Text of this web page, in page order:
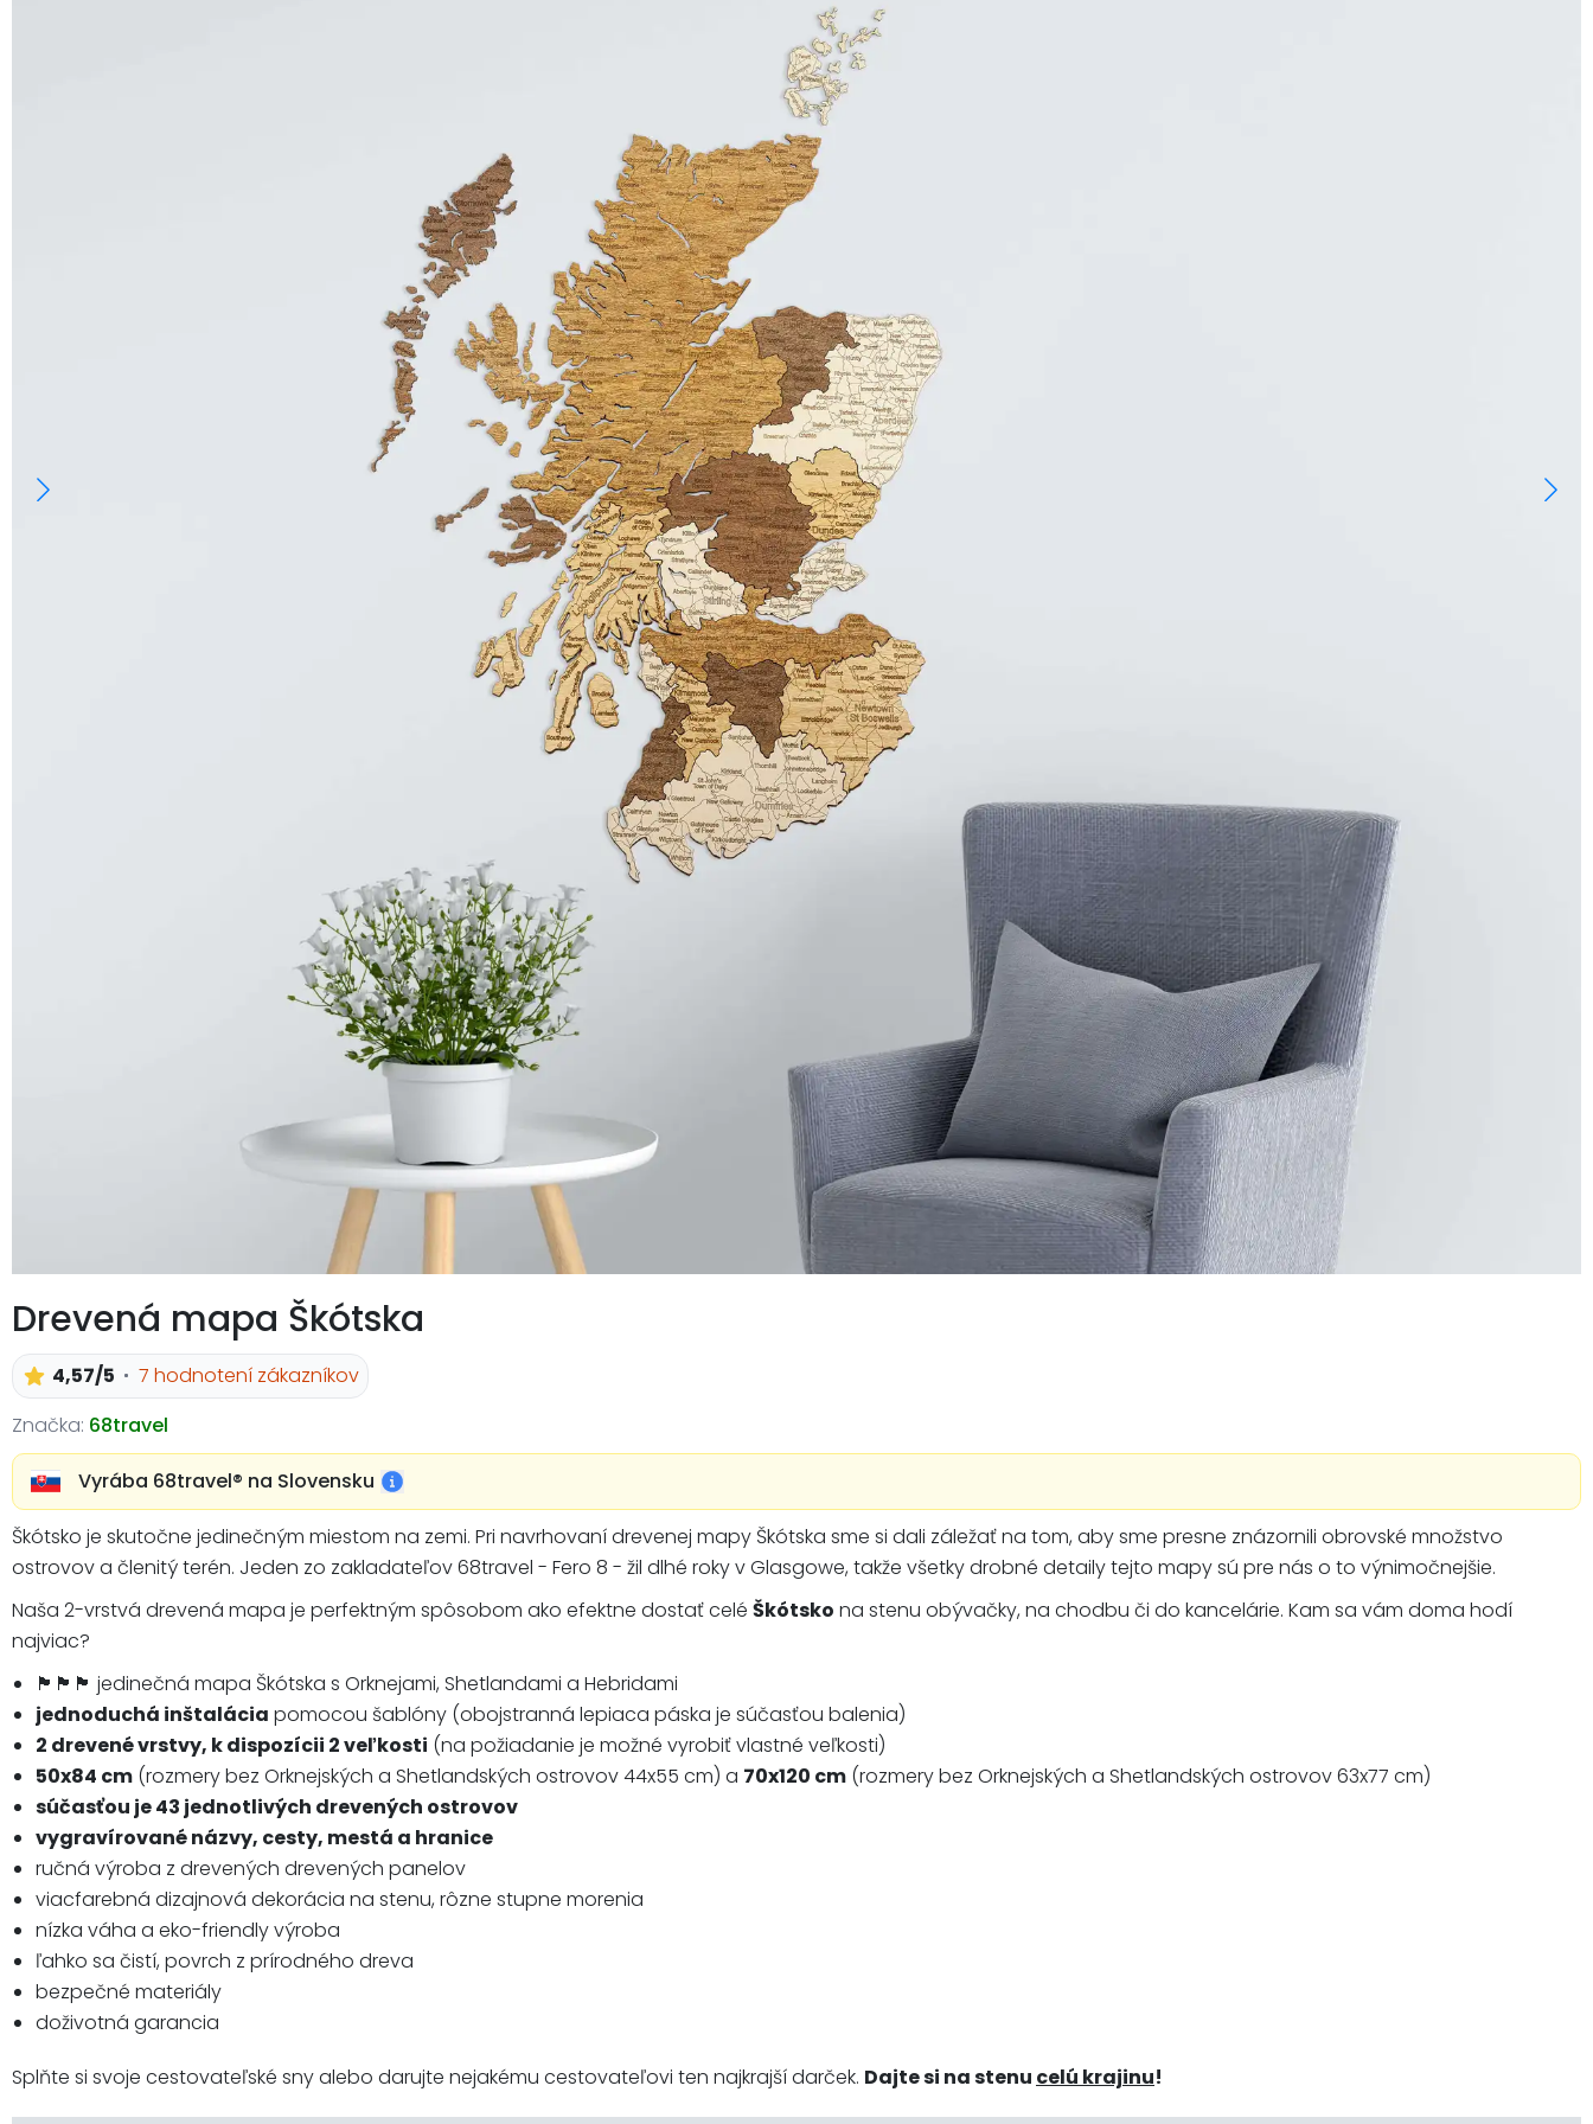
Drevená mapa Škótska
4,57/5
7 hodnotení zákazníkov
Značka: 68travel
Vyrába 68travel®️ na Slovensku
Škótsko je skutočne jedinečným miestom na zemi. Pri navrhovaní drevenej mapy Škótska sme si dali záležať na tom, aby sme presne znázornili obrovské množstvo
ostrovov a členitý terén. Jeden zo zakladateľov 68travel - Fero 8 - žil dlhé roky v Glasgowe, takže všetky drobné detaily tejto mapy sú pre nás o to výnimočnejšie.
Naša 2-vrstvá drevená mapa je perfektným spôsobom ako efektne dostať celé Škótsko na stenu obývačky, na chodbu či do kancelárie. Kam sa vám doma hodí
najviac?
🏴󠁧󠁢󠁳󠁣󠁴󠁿🏴󠁧󠁢󠁳󠁣󠁴󠁿🏴󠁧󠁢󠁳󠁣󠁴󠁿 jedinečná mapa Škótska s Orknejami, Shetlandami a Hebridami
jednoduchá inštalácia pomocou šablóny (obojstranná lepiaca páska je súčasťou balenia)
2 drevené vrstvy, k dispozícii 2 veľkosti (na požiadanie je možné vyrobiť vlastné veľkosti)
50x84 cm (rozmery bez Orknejských a Shetlandských ostrovov 44x55 cm) a 70x120 cm (rozmery bez Orknejských a Shetlandských ostrovov 63x77 cm)
súčasťou je 43 jednotlivých drevených ostrovov
vygravírované názvy, cesty, mestá a hranice
ručná výroba z drevených drevených panelov
viacfarebná dizajnová dekorácia na stenu, rôzne stupne morenia
nízka váha a eko-friendly výroba
ľahko sa čistí, povrch z prírodného dreva
bezpečné materiály
doživotná garancia
Splňte si svoje cestovateľské sny alebo darujte nejakému cestovateľovi ten najkrajší darček. Dajte si na stenu celú krajinu!